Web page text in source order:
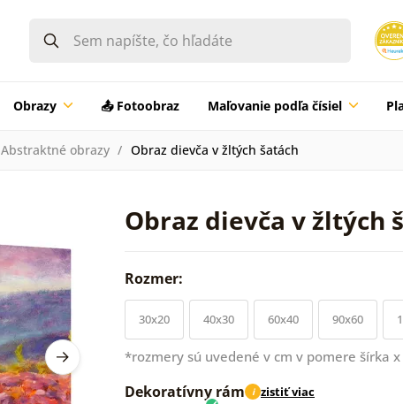
Obrazy 📤 Fotoobraz Maľovanie podľa čísiel
Abstraktné obrazy Obraz dievča v žltých šatách
Obraz dievča v žltých
Rozmer:
30x20 40x30 60x40 90x60
*rozmery sú uvedené v cm v pomere šírka x
Dekoratívny rám i zistiť viac